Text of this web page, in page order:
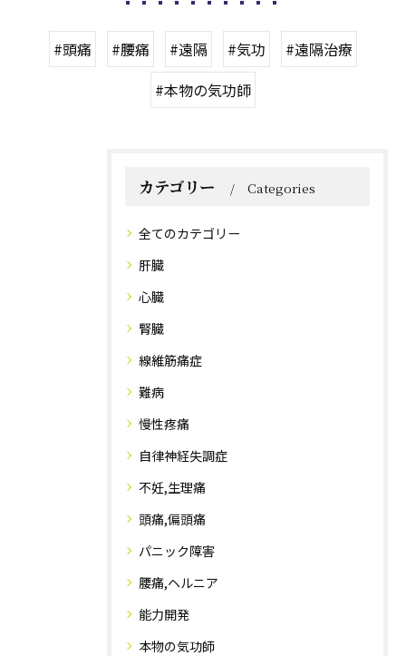
#頭痛 #腰痛 #遠隔 #気功
#遠隔治療
#本物の気功師
カテゴリー Categories
全てのカテゴリー
肝臓
心臓
腎臓
線維筋痛症
難病
慢性疼痛
自律神経失調症
不妊,生理痛
頭痛,偏頭痛
パニック障害
腰痛,ヘルニア
能力開発
本物の気功師